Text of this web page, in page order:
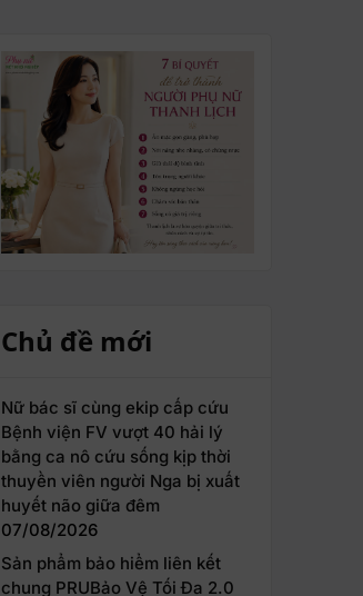
Chủ đề mới
Nữ bác sĩ cùng ekip cấp cứu
Bệnh viện FV vượt 40 hải lý
bằng ca nô cứu sống kịp thời
thuyền viên người Nga bị xuất
huyết não giữa đêm
07/08/2026
Sản phẩm bảo hiểm liên kết
chung PRUBảo Vệ Tối Đa 2.0